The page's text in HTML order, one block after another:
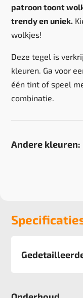
patroon toont
trendy en uniek.
wolkjes!
Deze tegel is
kleuren. Ga voor
één tint of speel
combinatie.
Andere kleuren: